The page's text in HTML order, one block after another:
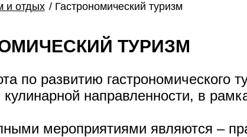
и отдых / Гастрономический туризм
ТУРИЗМ
по развитию
направленности, в
мероприятиями являются –